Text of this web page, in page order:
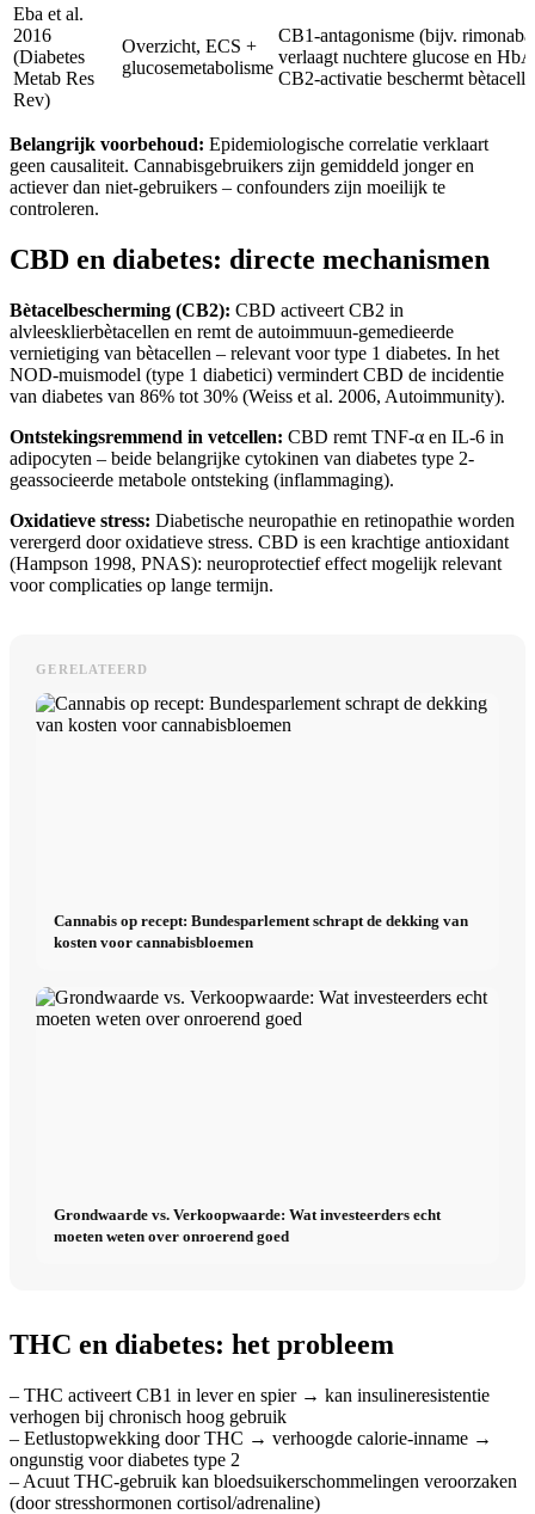
Eba et al.
2016
(Diabetes
Metab Res
Rev)
Overzicht, ECS +
glucosemetabolisme
CB1-antagonisme (bijv.
verlaagt nuchtere glucose en
CB2-activatie beschermt
Belangrijk voorbehoud: Epidemiologische correlatie verklaart
geen causaliteit. Cannabisgebruikers zijn gemiddeld jonger en
actiever dan niet-gebruikers – confounders zijn moeilijk te
controleren.
CBD en diabetes: directe mechanismen
Bètacelbescherming (CB2): CBD activeert CB2 in
alvleesklierbètacellen en remt de autoimmuun-gemedieerde
vernietiging van bètacellen – relevant voor type 1 diabetes. In het
NOD-muismodel (type 1 diabetici) vermindert CBD de incidentie
van diabetes van 86% tot 30% (Weiss et al. 2006, Autoimmunity).
Ontstekingsremmend in vetcellen: CBD remt TNF-α en IL-6 in
adipocyten – beide belangrijke cytokinen van diabetes type 2-
geassocieerde metabole ontsteking (inflammaging).
Oxidatieve stress: Diabetische neuropathie en retinopathie worden
verergerd door oxidatieve stress. CBD is een krachtige antioxidant
(Hampson 1998, PNAS): neuroprotectief effect mogelijk relevant
voor complicaties op lange termijn.
GERELATEERD
Cannabis op recept: Bundesparlement schrapt de dekking van
kosten voor cannabisbloemen
Grondwaarde vs. Verkoopwaarde: Wat investeerders echt
moeten weten over onroerend goed
THC en diabetes: het probleem
– THC activeert CB1 in lever en spier → kan insulineresistentie
verhogen bij chronisch hoog gebruik
– Eetlustopwekking door THC → verhoogde calorie-inname →
ongunstig voor diabetes type 2
– Acuut THC-gebruik kan bloedsuikerschommelingen veroorzaken
(door stresshormonen cortisol/adrenaline)